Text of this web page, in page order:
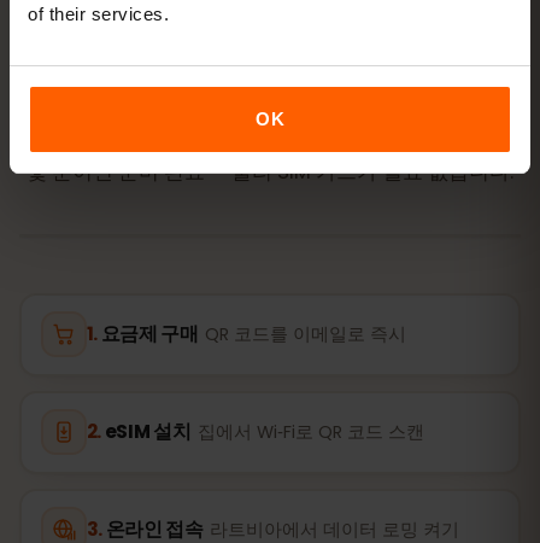
of their services.
OK
라트비아 eSIM을3단계로 활성
화하기
몇 분이면 준비 완료 — 물리 SIM 카드가 필요 없습니다.
요금제 구매 QR 코드를 이메일로 즉시
eSIM 설치 집에서 Wi‑Fi로 QR 코드 스캔
온라인 접속 라트비아에서 데이터 로밍 켜기